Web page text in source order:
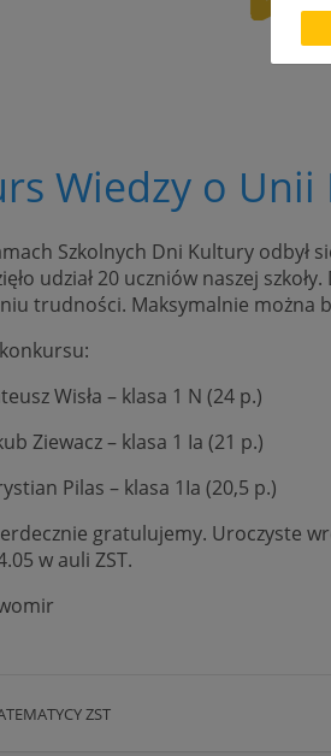
Wiedzy o Unii
Szkolnych Dni Kultury odbył
udział 20 uczniów naszej
trudności. Maksymalnie można
Wisła – klasa 1 N (24 p.)
Ziewacz – klasa 1 Ia (21 p.)
Pilas – klasa 1Ia (20,5 p.)
gratulujemy. Uroczyste
w auli ZST.
ZST